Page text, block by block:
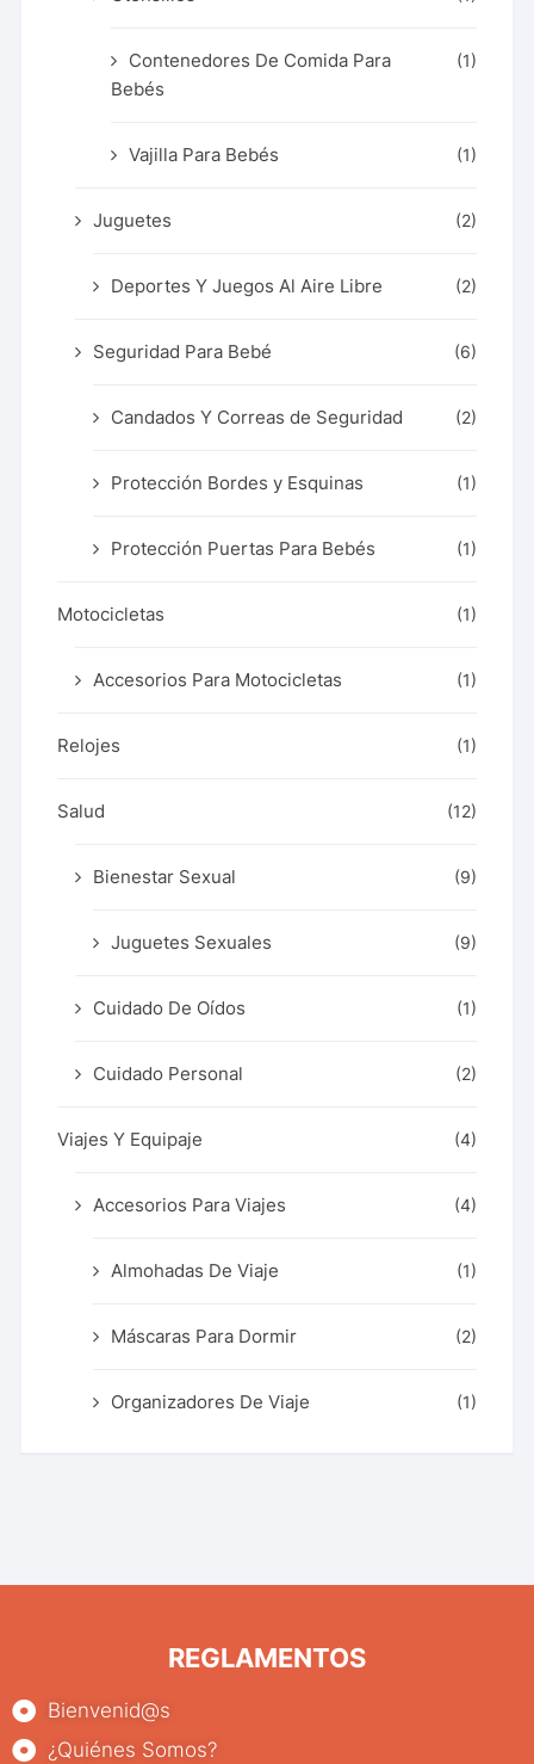
Contenedores De Comida Para
Bebés
(1)
Vajilla Para Bebés (1)
Juguetes (2)
Deportes Y Juegos Al Aire Libre (2)
Seguridad Para Bebé (6)
Candados Y Correas de Seguridad (2)
Protección Bordes y Esquinas (1)
Protección Puertas Para Bebés (1)
Motocicletas (1)
Accesorios Para Motocicletas (1)
Relojes (1)
Salud (12)
Bienestar Sexual (9)
Juguetes Sexuales (9)
Cuidado De Oídos (1)
Cuidado Personal (2)
Viajes Y Equipaje (4)
Accesorios Para Viajes (4)
Almohadas De Viaje (1)
Máscaras Para Dormir (2)
Organizadores De Viaje (1)
REGLAMENTOS
Bienvenid@s
¿Quiénes Somos?